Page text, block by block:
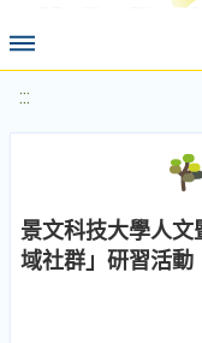
:::
景文科技大學人
域社群」研習活動